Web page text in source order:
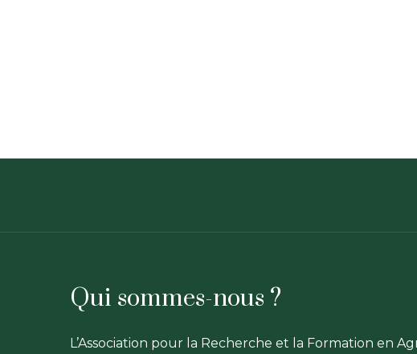
Qui sommes-nous ?
L’Association pour la Recherche et la Formation en